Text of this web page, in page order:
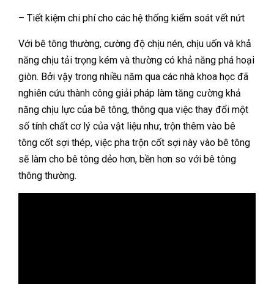
– Tiết kiệm chi phí cho các hệ thống kiểm soát vết nứt
Với bê tông thường, cường độ chịu nén, chịu uốn và khả
năng chịu tải trọng kém và thường có khả năng phá hoại
giòn. Bởi vậy trong nhiều năm qua các nhà khoa học đã
nghiên cứu thành công giải pháp làm tăng cường khả
năng chịu lực của bê tông, thông qua việc thay đổi một
số tính chất cơ lý của vật liệu như, trộn thêm vào bê
tông cốt sợi thép, việc pha trộn cốt sợi này vào bê tông
sẽ làm cho bê tông dẻo hơn, bền hơn so với bê tông
thông thường.